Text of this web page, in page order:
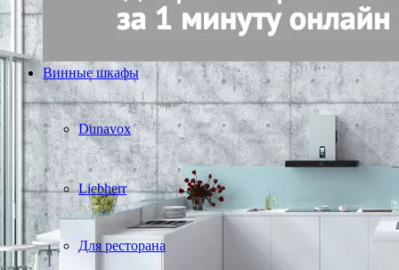
Винные шкафы
Dunavox
Liebherr
Для ресторана